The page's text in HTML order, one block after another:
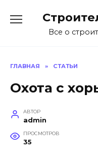
содержаниюВсе о
ГЛАВНАЯ » СТАТЬИ
Охота с
АВТОР
admin
ПРОСМОТРОВ
35